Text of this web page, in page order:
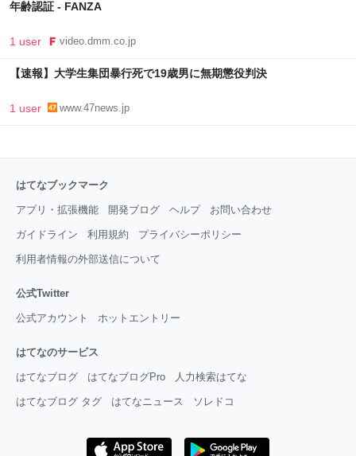
年齢認証 - FANZA
1 user video.dmm.co.jp
【速報】大学生集団暴行死で19歳男に無期懲役判決
1 user www.47news.jp
はてなブックマーク
アプリ・拡張機能 開発ブログ ヘルプ お問い合わせ
ガイドライン 利用規約 プライバシーポリシー
利用者情報の外部送信について
公式Twitter
公式アカウント ホットエントリー
はてなのサービス
はてなブログ はてなブログPro 人力検索はてな
はてなブログ タグ はてなニュース ソレドコ